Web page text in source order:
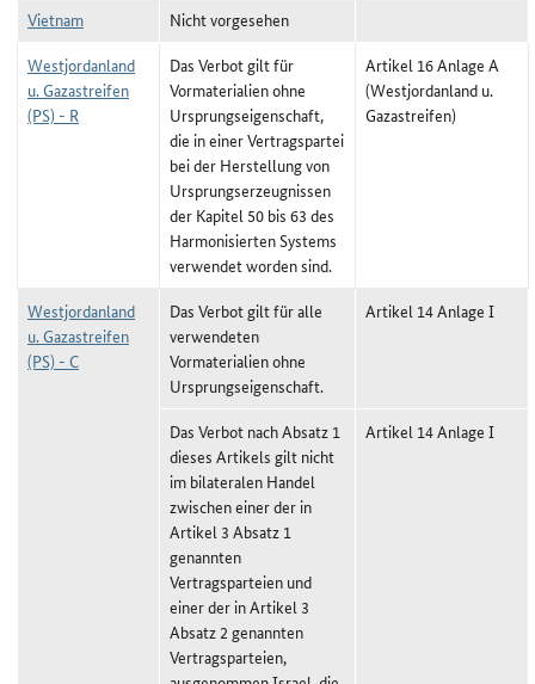
Vietnam
Nicht vorgesehen
Westjordanland
u. Gazastreifen
(PS) - R
Das Verbot gilt für
Vormaterialien ohne
Ursprungseigenschaft,
die in einer Vertragspartei
bei der Herstellung von
Ursprungserzeugnissen
der Kapitel 50 bis 63 des
Harmonisierten Systems
verwendet worden sind.
Artikel 16 Anlage A
(Westjordanland u.
Gazastreifen)
Westjordanland
u. Gazastreifen
(PS) - C
Das Verbot gilt für alle
verwendeten
Vormaterialien ohne
Ursprungseigenschaft.
Artikel 14 Anlage I
Das Verbot nach Absatz 1
dieses Artikels gilt nicht
im bilateralen Handel
zwischen einer der in
Artikel 3 Absatz 1
genannten
Vertragsparteien und
einer der in Artikel 3
Absatz 2 genannten
Vertragsparteien,
Artikel 14 Anlage I